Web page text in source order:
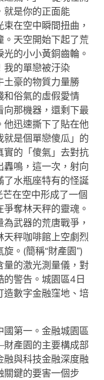
就是你的正面能
在空中瞬間扭曲，
。天空開始下起了荒
的小小黃銅齒輪。
我的單戀被汙染
土豪的物質力量勝
和俗氣的虛假愛情
向那機器，還剩下最
他迅速撕下了貼在他
是個單戀傻瓜」的
實的「傻氣」去對抗
鳴，這一次，射向
了水瓶座特有的怪誕
在空中形成了一個
奪林天秤的靈魂。
武器的荒唐戰爭，
天秤咖啡館上空劇烈
。(簡稱“財產園”)
量的激光測量儀，對
的警告。城園區4日
造數字金融窪地、培
第一。金融城園區
產園的主要構成部
融與科技金融深度融
關鍵的要害一個步